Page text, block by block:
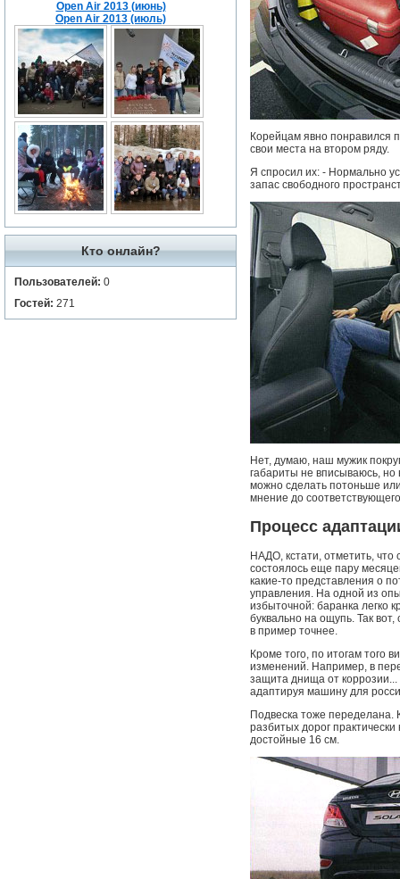
Open Air 2013 (июнь)
Open Air 2013 (июль)
Кто онлайн?
Пользователей: 0
Гостей: 271
Корейцам явно понравился
свои места на втором ряду.
Я спросил их: - Нормально
запас свободного
Нет, думаю, наш мужик
габариты не вписываюсь, но
можно сделать потоньше
мнение до
Процесс
НАДО, кстати, отметить,
состоялось еще пару
какие-то представления о
управления. На одной из
избыточной: баранка легко
буквально на ощупь. Так
в пример точнее.
Кроме того, по итогам того
изменений. Например, в
защита днища от коррозии...
адаптируя машину для
Подвеска тоже переделана.
разбитых дорог
достойные 16 см.